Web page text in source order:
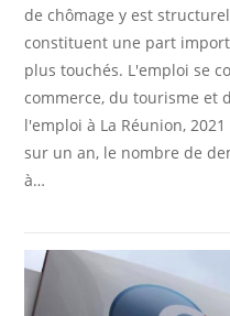
de chômage y est
constituent une part
plus touchés. L'emploi se
commerce, du tourisme et
l'emploi à La Réunion,
sur un an, le nombre de
à…